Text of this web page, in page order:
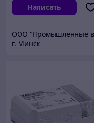
Написать
г. Минск